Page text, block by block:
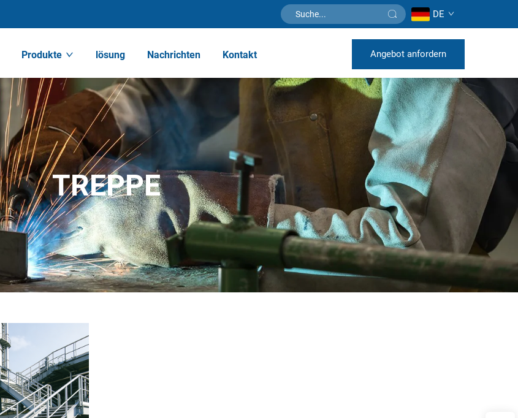
DE
Produkte lösung Nachrichten Kontakt Angebot anfordern
TREPPE